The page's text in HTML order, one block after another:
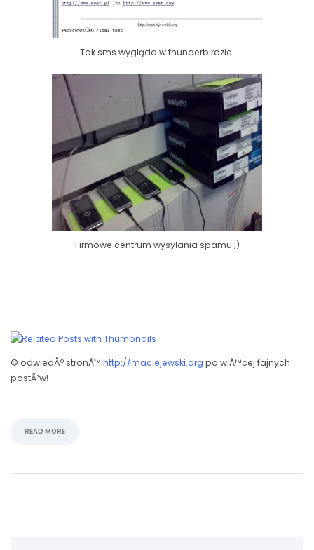
Tak sms wygląda w thunderbirdzie.
Firmowe centrum wysyłania spamu ;)
© odwiedÅº stronÄ™ http://maciejewski.org po wiÄ™cej fajnych
postÃ³w!
READ MORE